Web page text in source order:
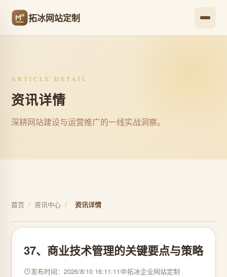
拓冰网站定制
ARTICLE DETAIL
资讯详情
深耕网站建设与运营推广的一线实战洞察。
首页 / 资讯中心 / 资讯详情
37、商业技术管理的关键要点与策略
发布时间：2026/8/10 16:11:11 拓冰企业网站定制